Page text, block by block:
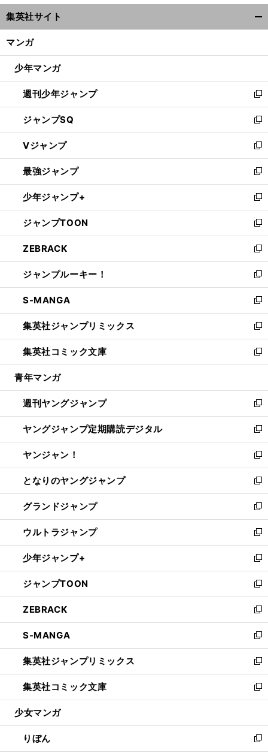
ウ
ィ
ン
ウ
開
く
集英社サイト
マンガ
少年マンガ
週刊少年ジャンプ
新
し
い
ウ
ィ
ン
ド
ウ
で
開
く
ジャンプSQ
新
し
い
ウ
ィ
ン
ド
ウ
で
開
く
Vジャンプ
新
し
い
ウ
ィ
ン
ド
ウ
で
開
く
最強ジャンプ
新
し
い
ウ
ィ
ン
ド
ウ
で
開
く
少年ジャンプ+
新
し
い
ウ
ィ
ン
ド
ウ
で
開
く
ジャンプTOON
新
し
い
ウ
ィ
ン
ド
ウ
で
開
く
ZEBRACK
新
し
い
ウ
ィ
ン
ド
ウ
で
開
ジャンプルーキー！
新
し
い
ウ
ィ
ン
ド
ウ
開
く
S-MANGA
新
し
い
ウ
ィ
ン
ウ
で
開
く
集英社ジャンプリミックス
新
し
い
ウ
ン
ド
ウ
で
開
く
集英社コミック文庫
新
し
ウ
ィ
ン
ド
ウ
で
開
く
青年マンガ
週刊ヤングジャンプ
新
し
い
ウ
ィ
ン
ド
ウ
で
開
く
ヤングジャンプ定期購読デジタル
新
し
い
ウ
ィ
ン
ド
ウ
で
開
く
ヤンジャン！
新
し
い
ウ
ィ
ン
ド
ウ
で
開
く
となりのヤングジャンプ
新
し
い
ウ
ィ
ン
ド
ウ
で
開
く
グランドジャンプ
新
し
い
ウ
ィ
ン
ド
ウ
で
開
く
ウルトラジャンプ
新
し
い
ウ
ィ
ン
ド
ウ
で
開
く
少年ジャンプ+
新
し
い
ウ
ィ
ン
ド
ウ
で
開
く
ジャンプTOON
新
し
い
ウ
ィ
ン
ド
ウ
で
開
ZEBRACK
新
し
い
ウ
ィ
ン
ド
ウ
開
く
S-MANGA
新
し
い
ウ
ィ
ン
ウ
で
集英社ジャンプリミックス
新
し
い
ウ
ン
ド
集英社コミック文庫
新
し
ウ
ィ
少女マンガ
りぼん
新